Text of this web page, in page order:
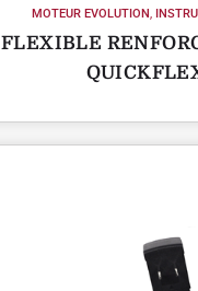
MOTEUR EVOLUTION,
FLEXIBLE